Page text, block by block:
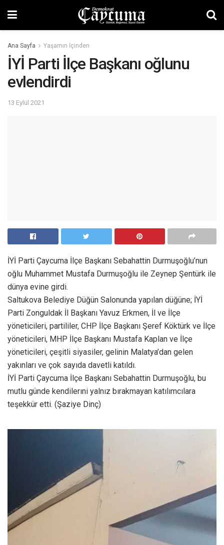
Ana Sayfa Yaşamın İçinden
İYİ Parti İlçe Başkanı oğlunu
evlendirdi
13 Eylül 2021
İYİ Parti Çaycuma İlçe Başkanı Sebahattin Durmuşoğlu’nun
oğlu Muhammet Mustafa Durmuşoğlu ile Zeynep Şentürk ile
dünya evine girdi.
Saltukova Belediye Düğün Salonunda yapılan düğüne; İYİ
Parti Zonguldak İl Başkanı Yavuz Erkmen, İl ve İlçe
yöneticileri, partililer, CHP İlçe Başkanı Şeref Köktürk ve İlçe
yöneticileri, MHP İlçe Başkanı Mustafa Kaplan ve İlçe
yöneticileri, çeşitli siyasiler, gelinin Malatya’dan gelen
yakınları ve çok sayıda davetli katıldı.
İYİ Parti Çaycuma İlçe Başkanı Sebahattin Durmuşoğlu, bu
mutlu günde kendilerıni yalnız bırakmayan katılımcılara
teşekkür etti. (Şaziye Dinç)